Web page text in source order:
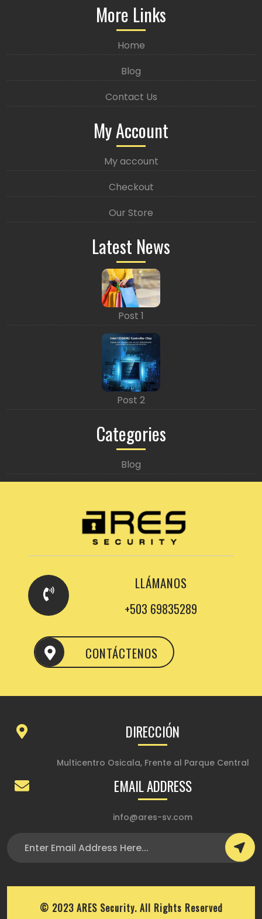
More Links
Home
Blog
Contact Us
My Account
My account
Checkout
Our Store
Latest News
Post 1
Post 2
Categories
Blog
LLÁMANOS
+503 69835289
CONTÁCTENOS
DIRECCIÓN
Multicentro Osicala, Frente al Parque Central
EMAIL ADDRESS
info@ares-sv.com
© 2023 ARES Security. All Rights Reserved